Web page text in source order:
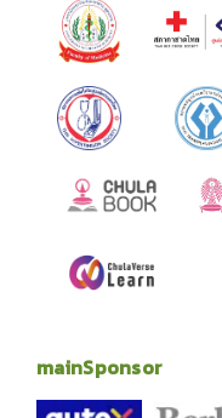
mainSponsor